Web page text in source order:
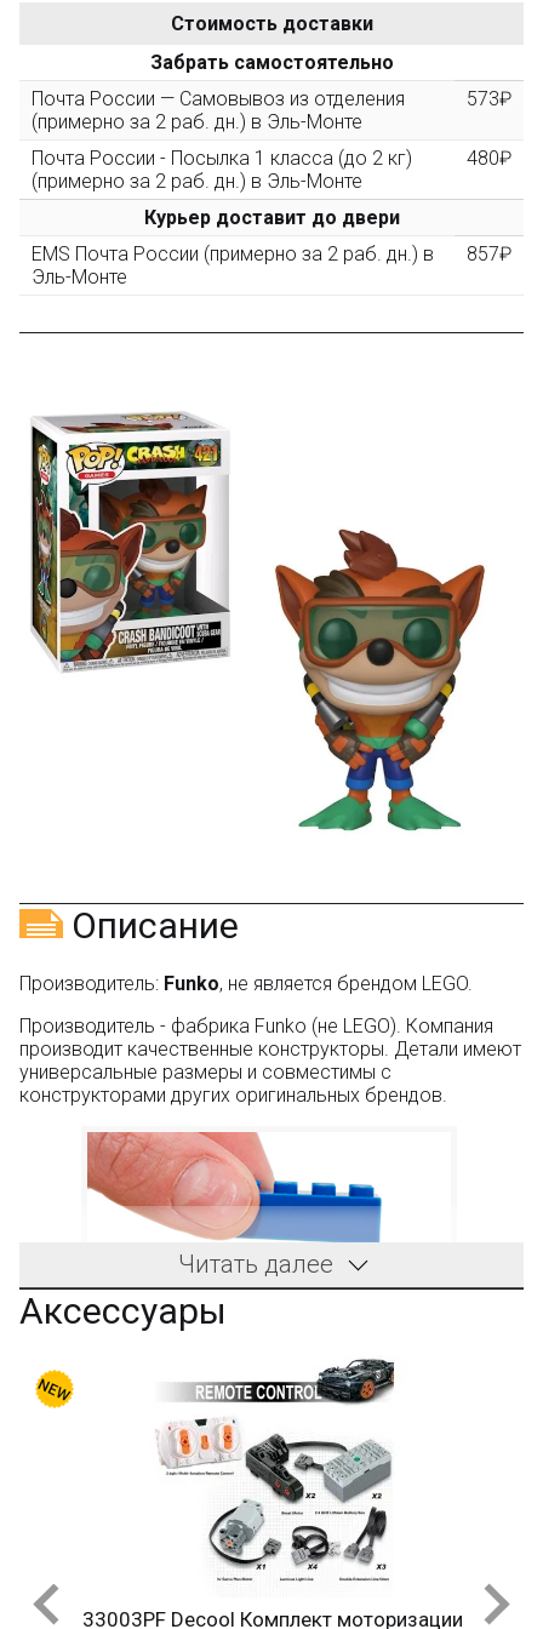
3000 рублей, Вы получите постоянную скидку на все
повторные заказы - 10%
Скидка за обзор
(фото сборки) до 10%
Пришлите фото поэтапной сборки купленного
конструктора и получите дополнительную скидку
10% при покупке следующего набора (не дороже 10
Оставьте отзыв (не менее 50 символов) о товаре на
нашем сайте и получите купон на скидку 50₽ за
текстовый отзыв или 100₽ за отзыв с фото.
Скидка за отзыв
на Яндекс.Маркете 150₽
Оставьте отзыв (не менее 50 символов) о товаре
через систему
с обязательным
указанием номера и даты заказа в нашем магазине
и получите купон на скидку 150₽
Подробные условия всех акций и бонусов...
Стоимость доставки
Забрать самостоятельно
Почта России — Самовывоз из отделения
(примерно за 2 раб. дн.) в Эль-Монте
573₽
Почта России - Посылка 1 класса (до 2 кг)
(примерно за 2 раб. дн.) в Эль-Монте
480₽
Курьер доставит до двери
EMS Почта России (примерно за 2 раб. дн.) в
Эль-Монте
857₽
Описание
Производитель: Funko, не является брендом LEGO.
Производитель - фабрика Funko (не LEGO). Компания
производит качественные конструкторы. Детали имеют
универсальные размеры и совместимы с
конструкторами других оригинальных брендов.
Читать далее
Аксессуары
33003PF Decool Комплект моторизации